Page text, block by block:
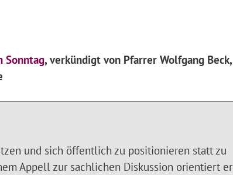
Sonntag, verkündigt von Pfarrer Wolfgang Beck,
und sich öffentlich zu positionieren statt zu
Appell zur sachlichen Diskussion orientiert er